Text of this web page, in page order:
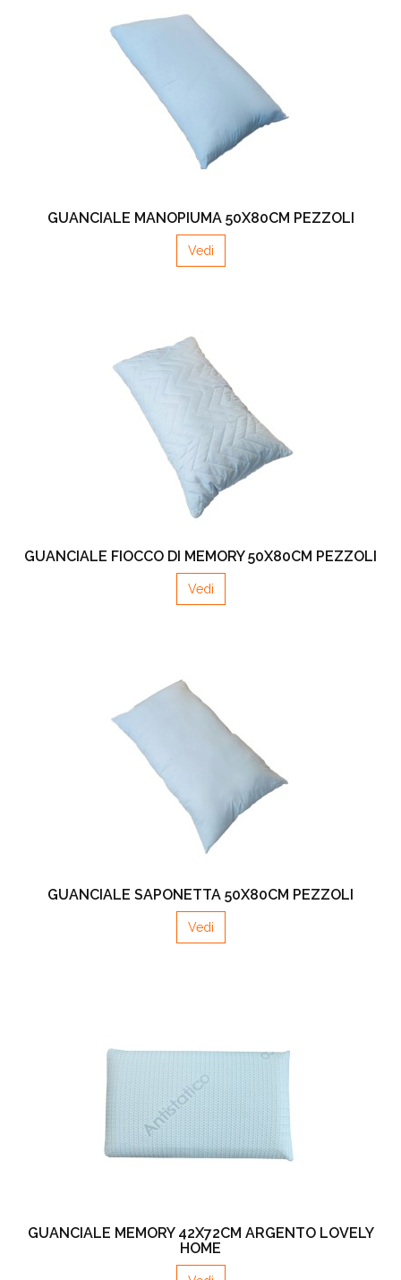
GUANCIALE MANOPIUMA 50X80CM PEZZOLI
Vedi
GUANCIALE FIOCCO DI MEMORY 50X80CM PEZZOLI
Vedi
GUANCIALE SAPONETTA 50X80CM PEZZOLI
Vedi
GUANCIALE MEMORY 42X72CM ARGENTO LOVELY
HOME